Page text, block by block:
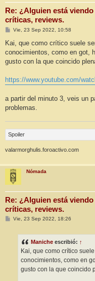
Re: ¿Alguien está
críticas, reviews.
M
n
a
j
Vie, 23 Sep 2022, 10:58
Kai, que como crítico suele
conocimientos, como en got,
gusto con la que coincido
https://www.youtube.com/
a partir del minuto 3, veis un
problemas.
Spoiler
valarmorghulis.foroactivo.com
Nómada
Re: ¿Alguien está
críticas, reviews.
MVie, 23 Sep 2022, 18:26
Maniche escribió: ↑
Kai, que como crítico
conocimientos, como en
gusto con la que coincido